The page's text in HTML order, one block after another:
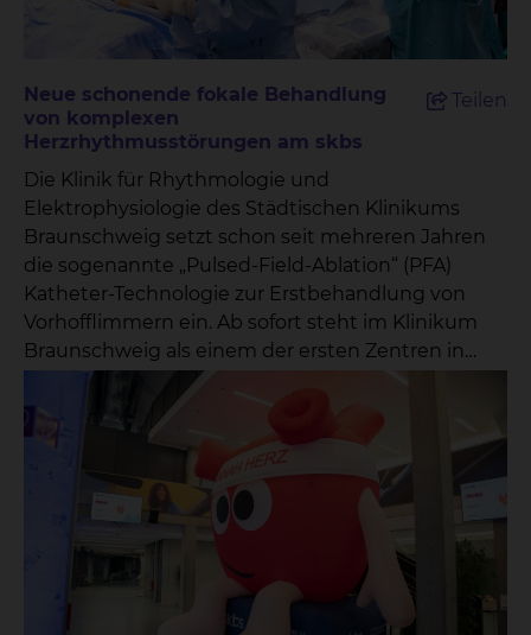
Neue schonende fokale Behandlung
von komplexen
Herzrhythmusstörungen am skbs
Teilen
Die Klinik für Rhythmologie und
Elektrophysiologie des Städtischen Klinikums
Braunschweig setzt schon seit mehreren Jahren
die sogenannte „Pulsed-Field-Ablation“ (PFA)
Katheter-Technologie zur Erstbehandlung von
Vorhofflimmern ein. Ab sofort steht im Klinikum
Braunschweig als einem der ersten Zentren in
Deutschland und als erstem Krankenhaus in
Niedersachsen auch eine neue Generation der
PFA Technologie zur Behandlung von
Herzrhythmusstörungen zur Verfügung. Die
neuen Katheter erlauben jetzt die fokale Abgabe
von PFA und/oder Hochfrequenzstrom, um ganz
gezielt Herzrhythmusstörungen zu behandeln
und, wenn notwendig, auch Areale auszuschalten,
die tiefer in der Herzmuskulatur oder in